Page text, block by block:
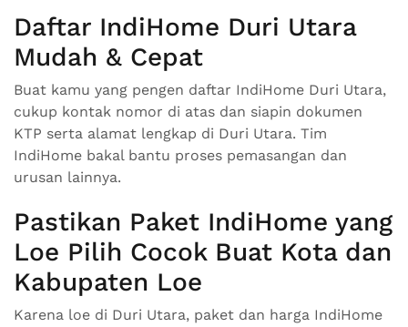
Daftar IndiHome Duri Utara
Mudah & Cepat
Buat kamu yang pengen daftar IndiHome Duri Utara,
cukup kontak nomor di atas dan siapin dokumen
KTP serta alamat lengkap di Duri Utara. Tim
IndiHome bakal bantu proses pemasangan dan
urusan lainnya.
Pastikan Paket IndiHome yang
Loe Pilih Cocok Buat Kota dan
Kabupaten Loe
Karena loe di Duri Utara, paket dan harga IndiHome